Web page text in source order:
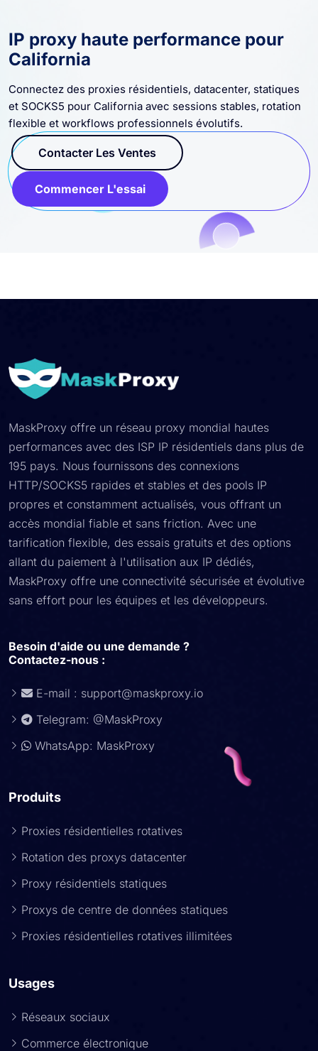
IP proxy haute performance pour
California
Connectez des proxies résidentiels, datacenter, statiques
et SOCKS5 pour California avec sessions stables, rotation
flexible et workflows professionnels évolutifs.
Contacter Les Ventes
Commencer L'essai
MaskProxy offre un réseau proxy mondial hautes
performances avec des ISP IP résidentiels dans plus de
195 pays. Nous fournissons des connexions
HTTP/SOCKS5 rapides et stables et des pools IP
propres et constamment actualisés, vous offrant un
accès mondial fiable et sans friction. Avec une
tarification flexible, des essais gratuits et des options
allant du paiement à l'utilisation aux IP dédiés,
MaskProxy offre une connectivité sécurisée et évolutive
sans effort pour les équipes et les développeurs.
Besoin d'aide ou une demande ?
Contactez-nous :
E-mail : support@maskproxy.io
Telegram: @MaskProxy
WhatsApp: MaskProxy
Produits
Proxies résidentielles rotatives
Rotation des proxys datacenter
Proxy résidentiels statiques
Proxys de centre de données statiques
Proxies résidentielles rotatives illimitées
Usages
Réseaux sociaux
Commerce électronique